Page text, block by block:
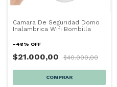
Camara De Seguridad Domo
Inalambrica Wifi Bombilla
-48% OFF
$21.000,00 $40.000,00